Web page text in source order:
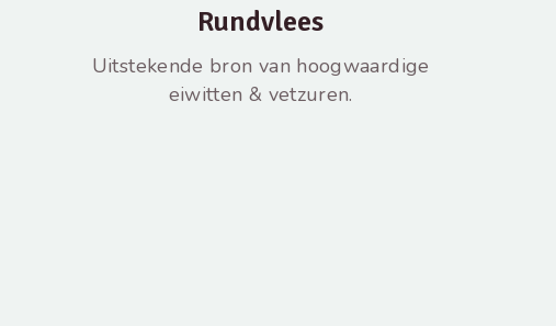
Rundvlees
Uitstekende bron van hoogwaardige
eiwitten & vetzuren.